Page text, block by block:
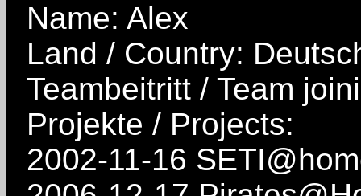
Name: Alex
Land / Country:
Teambeitritt / Team
Projekte / Projects:
2002-11-16